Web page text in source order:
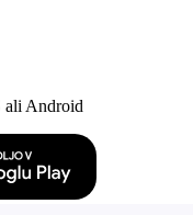
ali Android